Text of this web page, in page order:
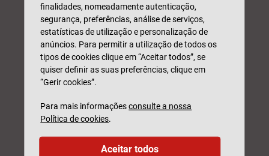
NIF*
Código Postal*
Observações
finalidades, nomeadamente autenticação,
segurança, preferências, análise de serviços,
estatísticas de utilização e personalização de
anúncios. Para permitir a utilização de todos os
tipos de cookies clique em “Aceitar todos”, se
quiser definir as suas preferências, clique em
“Gerir cookies”.
Para mais informaçõesconsulte a nossa
Política de cookies.
Aceitar todos